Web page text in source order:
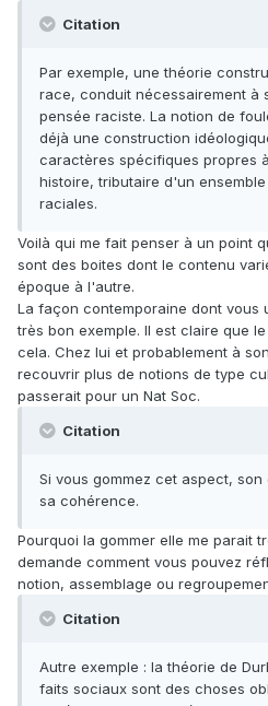
Citation
Par exemple, une théorie
race, conduit nécessairement à
pensée raciste. La notion de
déjà une construction
caractères spécifiques propres
histoire, tributaire d'un
raciales.
Voilà qui me fait penser à un point
sont des boites dont le contenu
époque à l'autre.
La façon contemporaine dont vous
très bon exemple. Il est claire que
cela. Chez lui et probablement à
recouvrir plus de notions de type
passerait pour un Nat Soc.
Citation
Si vous gommez cet aspect,
sa cohérence.
Pourquoi la gommer elle me parait
demande comment vous pouvez
notion, assemblage ou
Citation
Autre exemple : la théorie de
faits sociaux sont des choses